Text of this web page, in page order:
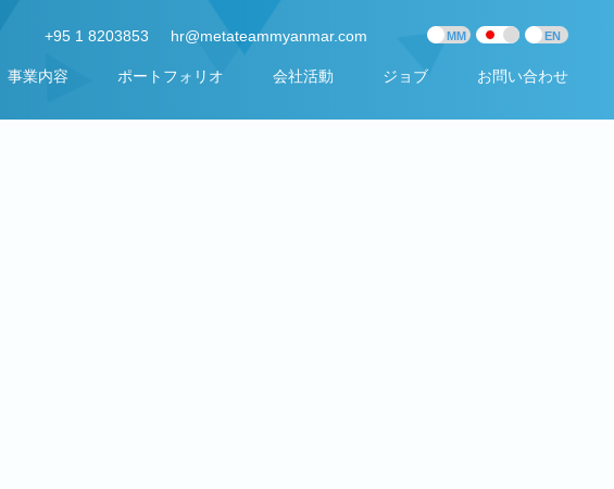
+95 1 8203853 hr@metateammyanmar.com
事業内容 ポートフォリオ 会社活動 ジョブ お問い合わせ